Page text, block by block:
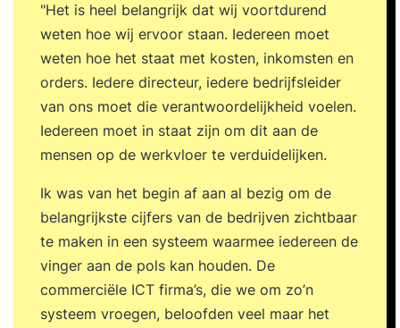
Een high performance cultuur creëren op basis
van veiligheid en transparantie. Eerlijk en
constructief feedback geven vanuit radicale
openheid en betrokkenheid. Vertrouwen
vergroten door kwetsbaar en authentiek
leiderschap. Congruent en integer handelen
vanuit jouw voorbeeldfunctie. Jouw GAP-analyse
herzien. Formuleren van persoonlijke leerdoelen
en actiepunten voor de komende periode. 17:00
uur Einde training Dag 3 09:30 uur Start training
Terugkoppeling tussentijdse opdracht: High
Performance Casus. Analyseren van
teamdynamiek en effectiviteit. Gedrag
"Het is heel belangrijk dat wij voortdurend
weten hoe wij ervoor staan. Iedereen moet
weten hoe het staat met kosten, inkomsten en
orders. Iedere directeur, iedere bedrijfsleider
van ons moet die verantwoordelijkheid voelen.
Iedereen moet in staat zijn om dit aan de
mensen op de werkvloer te verduidelijken.
Ik was van het begin af aan al bezig om de
belangrijkste cijfers van de bedrijven zichtbaar
te maken in een systeem waarmee iedereen de
vinger aan de pols kan houden. De
commerciële ICT firma’s, die we om zo’n
systeem vroegen, beloofden veel maar het